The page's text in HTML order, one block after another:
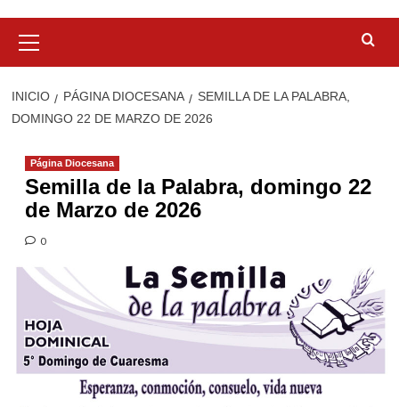
primario
INICIO PÁGINA DIOCESANA
SEMILLA DE LA PALABRA,
DOMINGO 22 DE MARZO DE 2026
Página Diocesana
Semilla de la Palabra, domingo 22
de Marzo de 2026
0